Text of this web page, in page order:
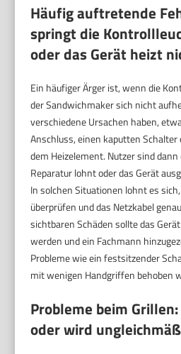
Häufig auftretende
springt die
oder das Gerät heizt
Ein häufiger Ärger ist, wenn die
der Sandwichmaker sich nicht
verschiedene Ursachen haben,
Anschluss, einen kaputten
dem Heizelement. Nutzer sind
Reparatur lohnt oder das Gerät
In solchen Situationen lohnt es
überprüfen und das Netzkabel
sichtbaren Schäden sollte das
werden und ein Fachmann
Probleme wie ein festsitzender
mit wenigen Handgriffen behoben
Probleme beim
oder wird